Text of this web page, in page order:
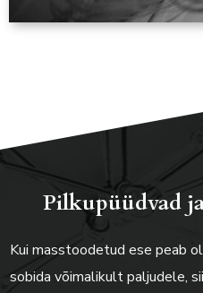
Pilkupüüdvad
Kui masstoodetud ese peab
sobida võimalikult paljudele,